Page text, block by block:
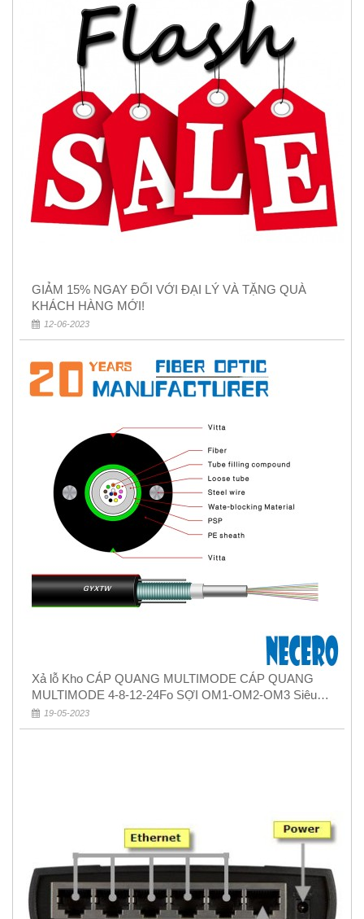
GIẢM 15% NGAY ĐỐI VỚI ĐẠI LÝ VÀ TẶNG QUÀ
KHÁCH HÀNG MỚI!
12-06-2023
Xả lỗ Kho CÁP QUANG MULTIMODE CÁP QUANG
MULTIMODE 4-8-12-24Fo SỢI OM1-OM2-OM3 Siêu
Rẻ 5k
19-05-2023